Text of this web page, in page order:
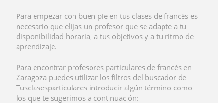
Para empezar con buen pie en tus clases de francés es
necesario que elijas un profesor que se adapte a tu
disponibilidad horaria, a tus objetivos y a tu ritmo de
aprendizaje.
Para encontrar profesores particulares de francés en
Zaragoza puedes utilizar los filtros del buscador de
Tusclasesparticulares introducir algún término como
los que te sugerimos a continuación: